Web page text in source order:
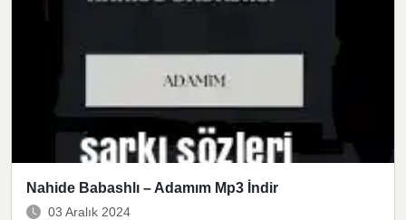
Nahide Babashlı – Adamım Mp3 İndir
03 Aralık 2024